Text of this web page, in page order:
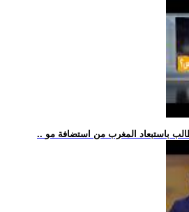
باستبعاد المغرب من استضافة مو